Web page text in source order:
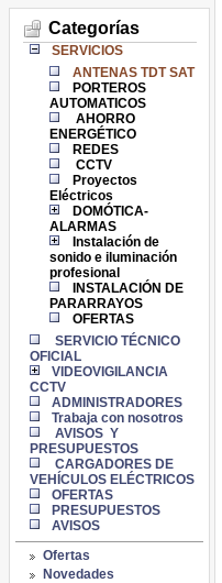
Categorías
SERVICIOS
ANTENAS TDT SAT
PORTEROS
AUTOMATICOS
AHORRO
ENERGÉTICO
REDES
CCTV
Proyectos
Eléctricos
DOMÓTICA-
ALARMAS
Instalación de
sonido e iluminación
profesional
INSTALACIÓN DE
PARARRAYOS
OFERTAS
SERVICIO TÉCNICO
OFICIAL
VIDEOVIGILANCIA
CCTV
ADMINISTRADORES
Trabaja con nosotros
AVISOS Y
PRESUPUESTOS
CARGADORES DE
VEHÍCULOS ELÉCTRICOS
OFERTAS
PRESUPUESTOS
AVISOS
Ofertas
Novedades